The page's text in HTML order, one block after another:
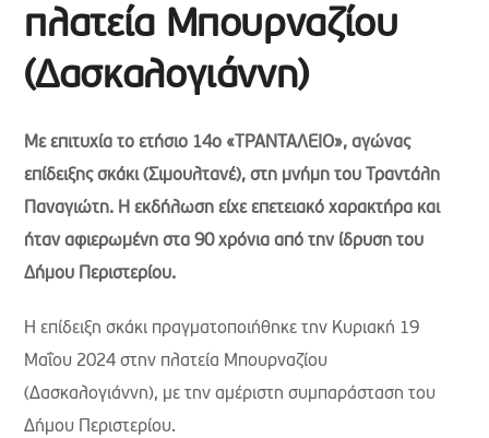
πλατεία Μπουρναζίου
(Δασκαλογιάννη)
Με επιτυχία το ετήσιο 14ο «ΤΡΑΝΤΑΛΕΙΟ», αγώνας
επίδειξης σκάκι (Σιμουλτανέ), στη μνήμη του Τραντάλη
Παναγιώτη. Η εκδήλωση είχε επετειακό χαρακτήρα και
ήταν αφιερωμένη στα 90 χρόνια από την ίδρυση του
Δήμου Περιστερίου.
Η επίδειξη σκάκι πραγματοποιήθηκε την Κυριακή 19
Μαΐου 2024 στην πλατεία Μπουρναζίου
(Δασκαλογιάννη), με την αμέριστη συμπαράσταση του
Δήμου Περιστερίου.